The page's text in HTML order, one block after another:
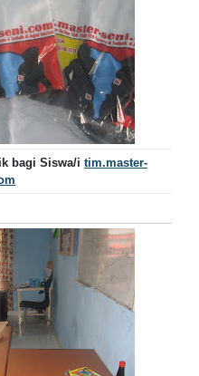
bagi Siswa/i tim.master-